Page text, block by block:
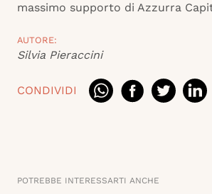
massimo supporto di Azzurra
AUTORE:
Silvia Pieraccini
CONDIVIDI
POTREBBE INTERESSARTI ANCHE